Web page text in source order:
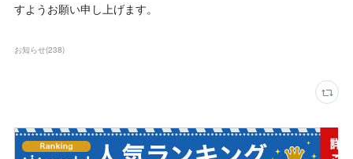
すようお願い申し上げます。
お知らせ(238)